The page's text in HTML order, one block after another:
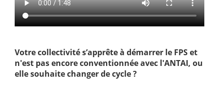
Votre collectivité s’apprête à démarrer le FPS et
n'est pas encore conventionnée avec l'ANTAI, ou
elle souhaite changer de cycle ?